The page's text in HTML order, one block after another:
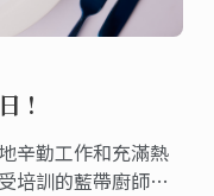
!
辛勤工作和充滿熱
培訓的藍帶廚師、